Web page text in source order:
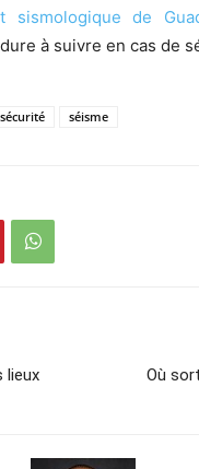
sismologique de
à suivre en cas de
sécurité séisme
lieux Où